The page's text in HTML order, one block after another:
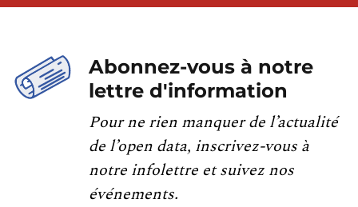
Abonnez-vous à notre
lettre d'information
Pour ne rien manquer de l’actualité
de l’open data, inscrivez-vous à
notre infolettre et suivez nos
événements.